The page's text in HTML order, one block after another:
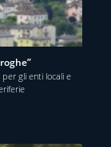
gli enti locali e